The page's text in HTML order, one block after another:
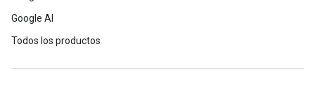
Google AI
Todos los productos